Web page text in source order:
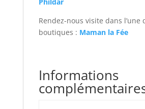
Rendez-nous visite dans l’une
boutiques : Maman la Fée
Informations